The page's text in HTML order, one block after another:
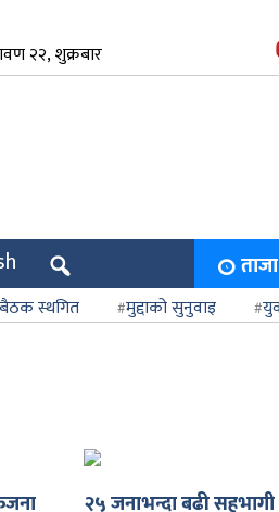
२२, शुक्रबार
बैठक स्थगित मुद्दाको सुनुवाइ
२५ जनाभन्दा बढी